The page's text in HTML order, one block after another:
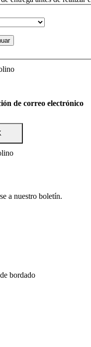
de correo electrónico
a nuestro boletín.
bordado